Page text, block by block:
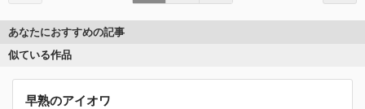
あなたにおすすめの記事
似ている作品
早熟のアイオワ